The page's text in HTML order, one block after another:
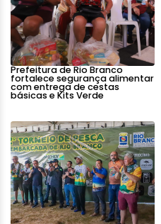
Prefeitura de Rio Branco
fortalece segurança alimentar
com entrega de cestas
básicas e Kits Verde